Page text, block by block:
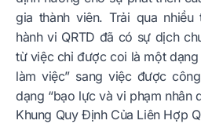
gia thành viên. Trải qua
hành vi QRTD đã có sự dịch
từ việc chỉ được coi là một
làm việc” sang việc được
dạng “bạo lực và vi phạm nhân
Khung Quy Định Của Liên Hợp